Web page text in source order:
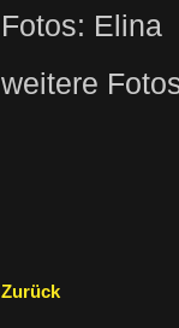
Fotos: Elina
weitere
Zurück